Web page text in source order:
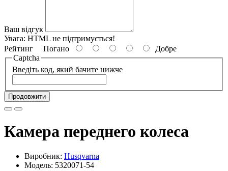
Ваш відгук
Увага: HTML не підтримується!
Рейтинг Погано
Добре
Captcha
Введіть код, який бачите нижче
Продовжити
Камера переднего колеса
Виробник: Husqvarna
Модель: 5320071-54